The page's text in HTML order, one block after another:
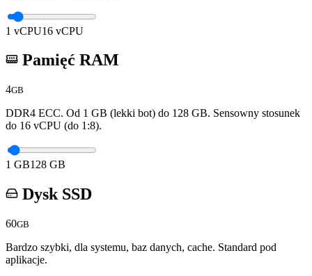
1 vCPU16 vCPU
Pamięć RAM
4GB
DDR4 ECC. Od 1 GB (lekki bot) do 128 GB. Sensowny stosunek
do 16 vCPU (do 1:8).
1 GB128 GB
Dysk SSD
60GB
Bardzo szybki, dla systemu, baz danych, cache. Standard pod
aplikacje.